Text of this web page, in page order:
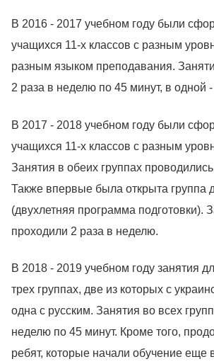
В 2016 - 2017 учебном году были
учащихся 11-х классов с разным
разным языком преподавания.
2 раза в неделю по 45 минут, в одной
В 2017 - 2018 учебном году были
учащихся 11-х классов с разным
Занятия в обеих группах
Также впервые была открыта группа
(двухлетняя программа подготовки).
проходили 2 раза в неделю.
В 2018 - 2019 учебном году занятия
трех группах, две из которых с
одна с русским. Занятия во всех
неделю по 45 минут. Кроме того,
ребят, которые начали обучение еще